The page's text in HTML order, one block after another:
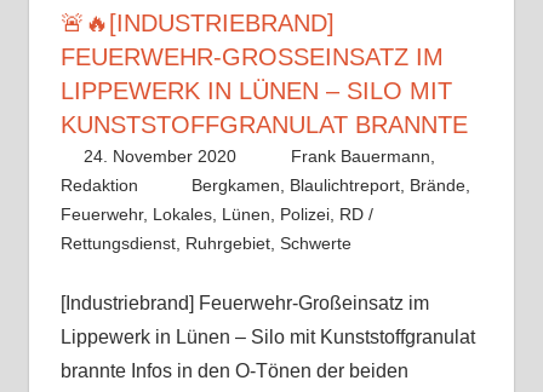
🚨🔥[INDUSTRIEBRAND]
FEUERWEHR-GROSSEINSATZ IM L
IPPEWERK IN LÜNEN – SILO MIT K
UNSTSTOFFGRANULAT BRANNTE
24. November 2020
Frank Bauermann,
Redaktion
Bergkamen Blaulichtreport Brände
Feuerwehr, Lokales, Lünen Polizei, RD /
Rettungsdienst, Ruhrgebiet, Schwerte
[Industriebrand] Feuerwehr-Großeinsatz im
Lippewerk in Lünen – Silo mit Kunststoffgranulat
brannte Infos in den O-Tönen der beiden